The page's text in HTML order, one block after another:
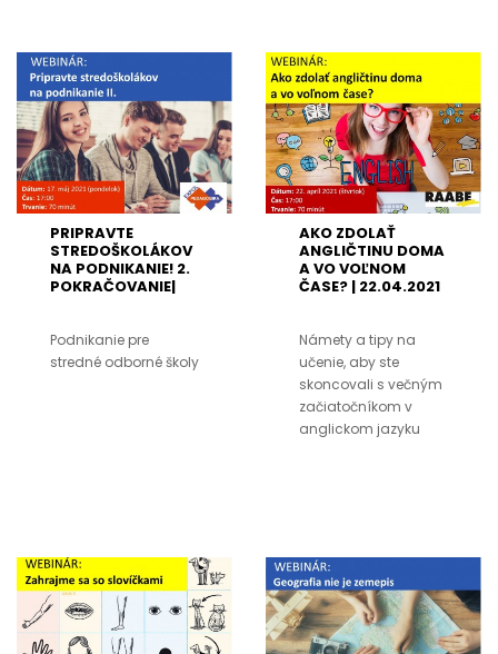
PRIPRAVTE
STREDOŠKOLÁKOV
NA PODNIKANIE! 2.
POKRAČOVANIE|
Podnikanie pre
stredné odborné školy
AKO ZDOLAŤ
ANGLIČTINU DOMA
A VO VOĽNOM
ČASE? | 22.04.2021
Námety a tipy na
učenie, aby ste
skoncovali s večným
začiatočníkom v
anglickom jazyku